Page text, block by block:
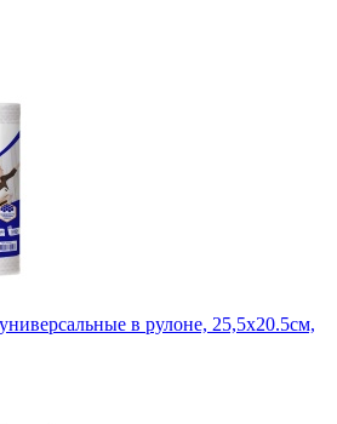
в рулоне, 25,5х20.5см,